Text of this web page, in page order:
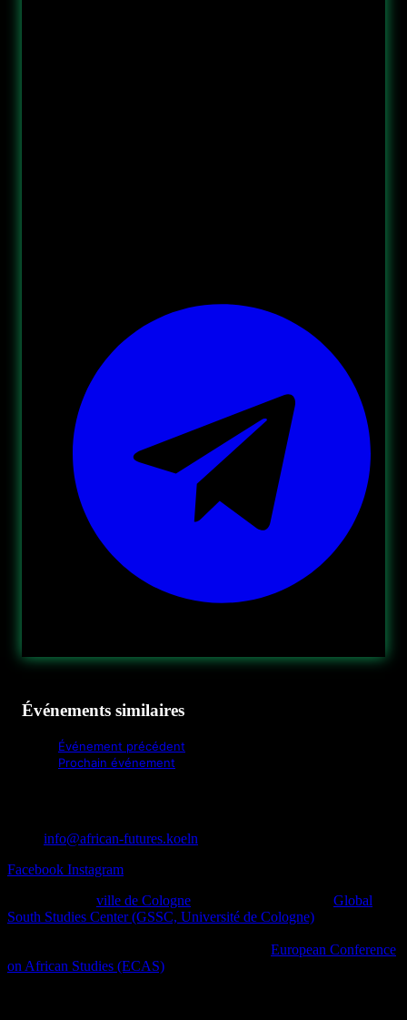
Événements similaires
Événement précédent
Prochain événement
info@african-futures.koeln
Facebook Instagram
ville de Cologne
Global
South Studies Center (GSSC, Université de Cologne)
European Conference
on African Studies (ECAS)